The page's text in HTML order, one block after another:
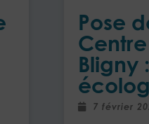
Pose
Bligny
7 février